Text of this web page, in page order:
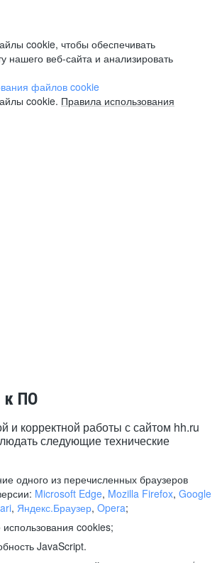
cookie, чтобы обеспечивать
нашего веб-сайта и анализировать
файлов cookie
cookie. Правила использования
к ПО
и корректной работы с сайтом hh.ru
следующие технические
одного из перечисленных браузеров
Microsoft Edge, Mozilla Firefox, Google
, Яндекс.Браузер, Opera;
cookies;
JavaScript.